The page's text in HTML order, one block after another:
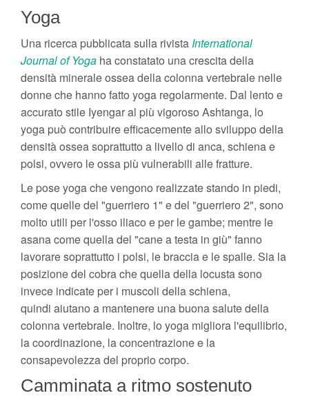
Yoga
Una ricerca pubblicata sulla rivista International
Journal of Yoga ha constatato una crescita della
densità minerale ossea della colonna vertebrale nelle
donne che hanno fatto yoga regolarmente. Dal lento e
accurato stile Iyengar al più vigoroso Ashtanga, lo
yoga può contribuire efficacemente allo sviluppo della
densità ossea soprattutto a livello di anca, schiena e
polsi, ovvero le ossa più vulnerabili alle fratture.
Le pose yoga che vengono realizzate stando in piedi,
come quelle del "guerriero 1" e del "guerriero 2", sono
molto utili per l'osso iliaco e per le gambe; mentre le
asana come quella del "cane a testa in giù" fanno
lavorare soprattutto i polsi, le braccia e le spalle. Sia la
posizione del cobra che quella della locusta sono
invece indicate per i muscoli della schiena,
quindi aiutano a mantenere una buona salute della
colonna vertebrale. Inoltre, lo yoga migliora l'equilibrio,
la coordinazione, la concentrazione e la
consapevolezza del proprio corpo.
Camminata a ritmo sostenuto